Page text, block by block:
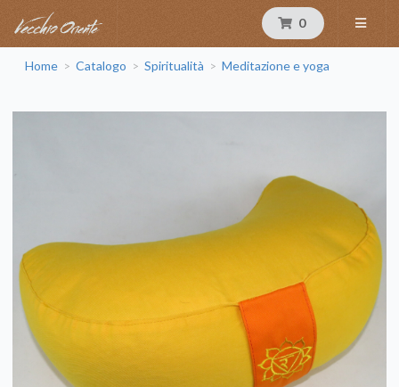
0
Home > Catalogo > Spiritualità > Meditazione e yoga